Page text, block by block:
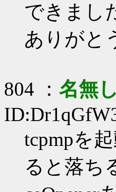
できまし
ありがと
804 ： 名無
tcpmpを
ると落ち